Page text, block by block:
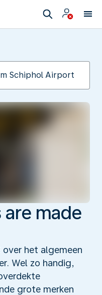
made
over het algemeen
Wel zo handig,
grote merken